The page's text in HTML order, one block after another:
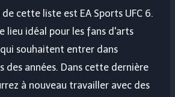
cette liste est EA Sports UFC 6.
lieu idéal pour les fans d'arts
souhaitent entrer dans
des années. Dans cette dernière
à nouveau travailler avec des